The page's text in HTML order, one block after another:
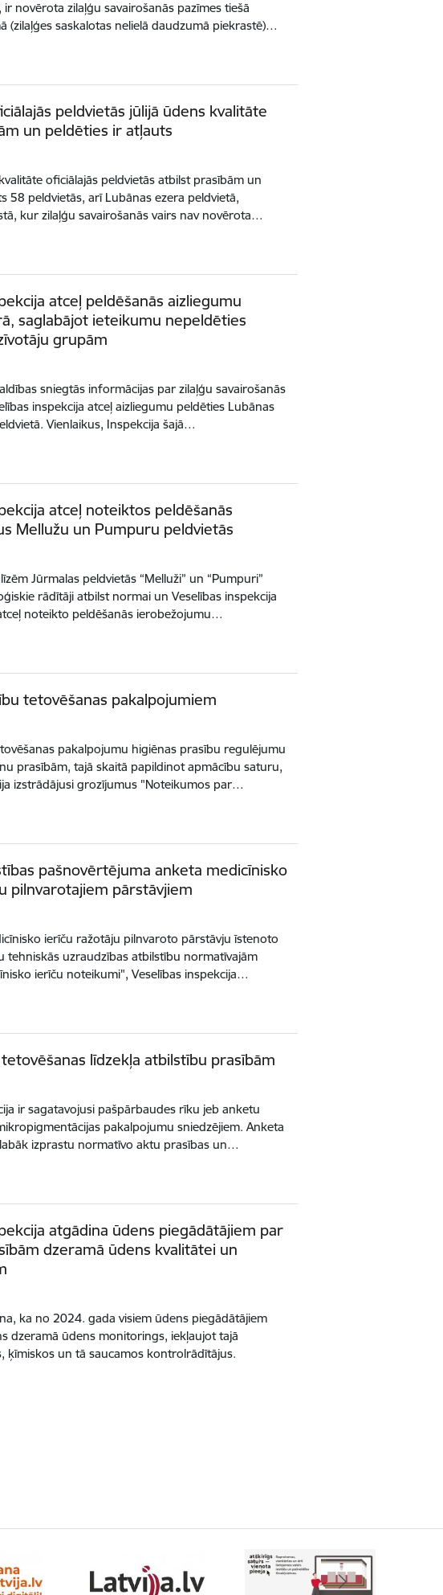
ir novērota zilaļģu savairošanās pazīmes tiešā
(zilaļģes saskalotas nelielā daudzumā piekrastē)…
peldvietās jūlijā ūdens kvalitāte
un peldēties ir atļauts
oficiālajās peldvietās atbilst prasībām un
58 peldvietās, arī Lubānas ezera peldvietā,
kur zilaļģu savairošanās vairs nav novērota…
atceļ peldēšanās aizliegumu
saglabājot ieteikumu nepeldēties
grupām
sniegtās informācijas par zilaļģu savairošanās
inspekcija atceļ aizliegumu peldēties Lubānas
Vienlaikus, Inspekcija šajā…
atceļ noteiktos peldēšanās
Mellužu un Pumpuru peldvietās
Jūrmalas peldvietās “Melluži” un “Pumpuri”
rādītāji atbilst normai un Veselības inspekcija
noteikto peldēšanās ierobežojumu…
tetovēšanas pakalpojumiem
pakalpojumu higiēnas prasību regulējumu
prasībām, tajā skaitā papildinot apmācību saturu,
izstrādājusi grozījumus "Noteikumos par…
pašnovērtējuma anketa medicīnisko
pilnvarotajiem pārstāvjiem
ierīču ražotāju pilnvaroto pārstāvju īstenoto
tehniskās uzraudzības atbilstību normatīvajām
ierīču noteikumi", Veselības inspekcija…
līdzekļa atbilstību prasībām
ir sagatavojusi pašpārbaudes rīku jeb anketu
pakalpojumu sniedzējiem. Anketa
izprastu normatīvo aktu prasības un…
atgādina ūdens piegādātājiem par
dzeramā ūdens kvalitātei un
ka no 2024. gada visiem ūdens piegādātājiem
dzeramā ūdens monitorings, iekļaujot tajā
ķīmiskos un tā saucamos kontrolrādītājus.